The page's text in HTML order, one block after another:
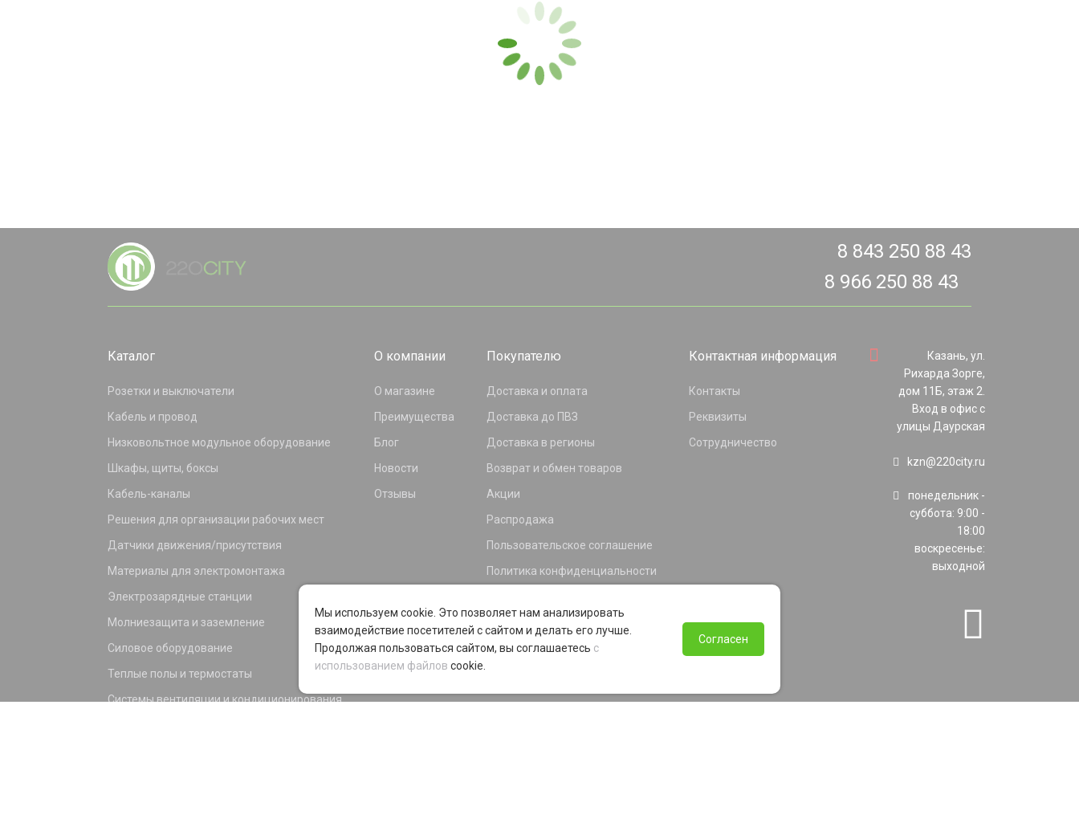
8 843 250 88 43
8 966 250 88 43
Каталог
Розетки и выключатели
Кабель и провод
Низковольтное модульное оборудование
Шкафы, щиты, боксы
Кабель-каналы
Решения для организации рабочих мест
Датчики движения/присутствия
Материалы для электромонтажа
Электрозарядные станции
Молниезащита и заземление
Силовое оборудование
Теплые полы и термостаты
Системы вентиляции и кондиционирования
О компании
О магазине
Преимущества
Блог
Новости
Отзывы
Покупателю
Доставка и оплата
Доставка до ПВЗ
Доставка в регионы
Возврат и обмен товаров
Акции
Распродажа
Пользовательское соглашение
Политика конфиденциальности
Программа лояльности
Контактная информация
Контакты
Реквизиты
Сотрудничество
Казань, ул.
Рихарда Зорге,
дом 11Б, этаж 2.
Вход в офис с
улицы Даурская
kzn@220city.ru
понедельник -
суббота: 9:00 -
18:00
воскресенье:
выходной
Мы используем cookie. Это позволяет нам анализировать
взаимодействие посетителей с сайтом и делать его лучше.
Продолжая пользоваться сайтом, вы соглашаетесь с
использованием файлов cookie.
Согласен